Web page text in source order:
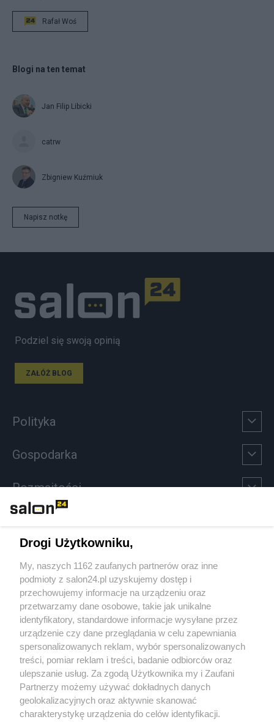
Rafał Woś
Blogi na ten temat
Jan Filip Libicki
catrw
Zbigniew Kuźmiuk
Napisz notkę
Podziel się swoją opinią
ZAŁÓŻ BLOG
Polityka
Gospodarka
Rozmaitości
Sport
Społeczeństwo
Kultura
X Facebook Instagram Youtube
Drogi Użytkowniku,
My, naszych 1162 zaufanych partnerów oraz inne
podmioty z salon24.pl uzyskujemy dostęp i
przechowujemy informacje na urządzeniu oraz
przetwarzamy dane osobowe, takie jak unikalne
identyfikatory, standardowe informacje wysyłane przez
urządzenie czy dane przeglądania w celu zapewniania
spersonalizowanych reklam, wybór spersonalizowanych
treści, pomiar reklam i treści, badanie odbiorców oraz
ulepszanie usług. Za zgodą Użytkownika my i Zaufani
Partnerzy możemy używać dokładnych danych
geolokalizacyjnych oraz aktywnie skanować
charakterystykę urządzenia do celów identyfikacji.